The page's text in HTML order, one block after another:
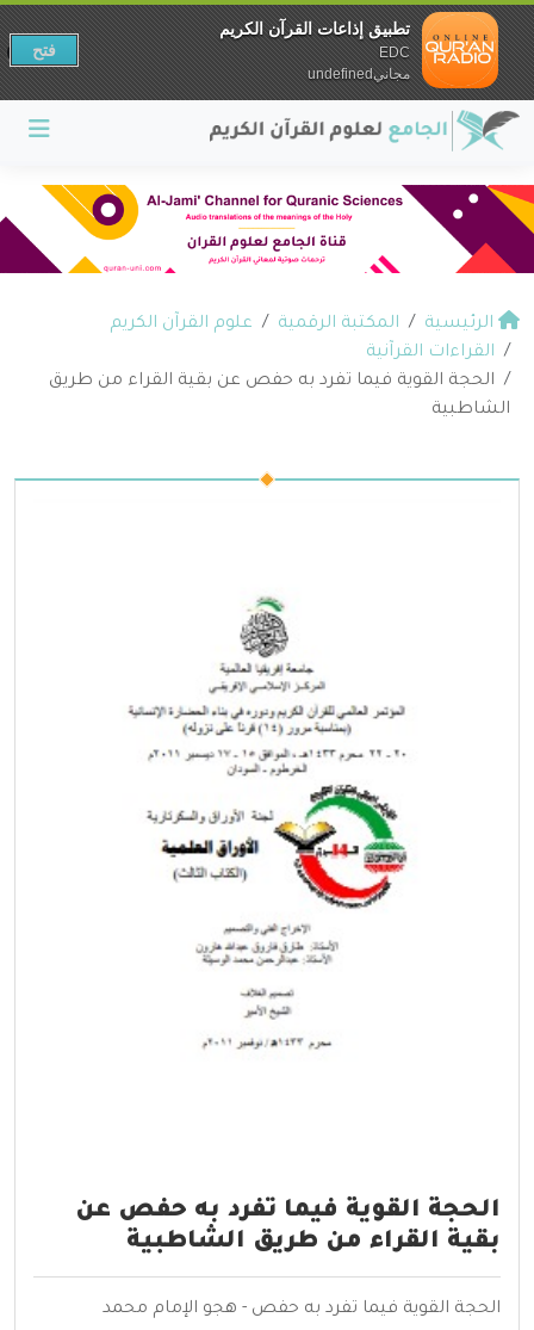
الرئيسية المكتبة الرقمية
علوم القرآن الكريم
القراءات القرآنية
الحجة القوية فيما تفرد به حفص عن بقية القراء من طريق
الشاطبية
الحجة القوية فيما تفرد به حفص عن
بقية القراء من طريق الشاطبية
الحجة القوية فيما تفرد به حفص - هجو الإمام محمد
تطبيق إذاعات القرآن الكريم
EDC
مجانيundefined
فتح